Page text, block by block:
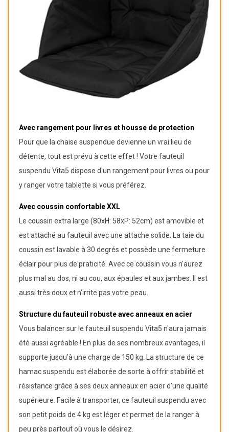
Avec rangement pour livres et housse de protection
Pour que la chaise suspendue devienne un vrai lieu de
détente, tout est prévu à cette effet ! Votre fauteuil
suspendu Vita5 dispose d'un rangement pour livres ou pour
y ranger votre tablette si vous préférez.
Avec coussin confortable XXL
Le coussin extra large (80xH: 58xP: 52cm) est amovible et
est attaché au fauteuil avec une attache solide. La taie du
coussin est lavable à 30 degrés et possède une fermeture
éclair pour plus de praticité. Avec ce coussin vous n'aurez
plus mal au dos, ni au cou, aux épaules et aux jambes. Il est
aussi très doux et n'irrite pas votre peau.
Structure du fauteuil robuste avec anneaux en acier
Vous balancer sur le fauteuil suspendu Vita5 n'aura jamais
été aussi agréable ! En plus de ses nombreux avantages, il
supporte jusqu'à une charge de 150 kg. La structure de ce
hamac suspendu est élaborée de sorte à offrir stabilité et
résistance grâce à ses deux anneaux en acier d'une qualité
supérieure. Facile à transporter, ce fauteuil suspendu avec
son petit poids de 4 kg est léger et permet de la ranger à
peu près partout où vous le désirez.